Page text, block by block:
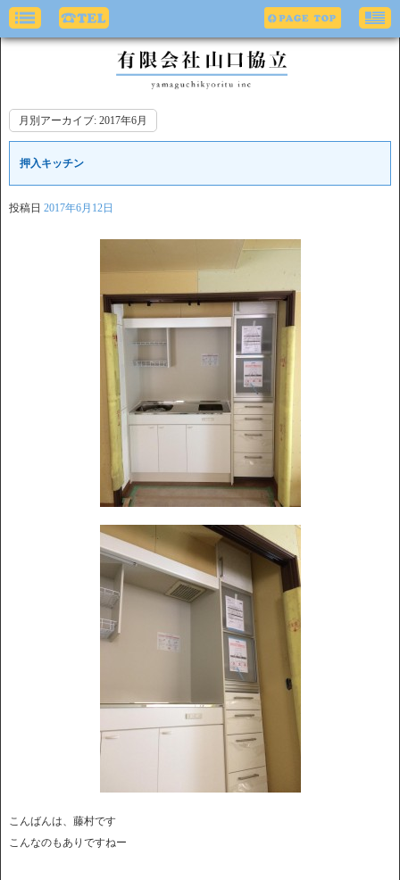
月別アーカイブ: 2017年6月
押入キッチン
投稿日 2017年6月12日
こんばんは、藤村です
こんなのもありですねー